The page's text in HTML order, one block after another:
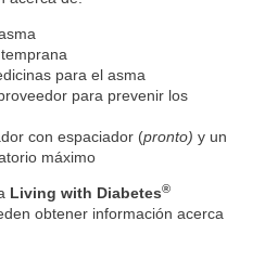
para el asma
para prevenir los
con espaciador (​pronto) ​y un
máximo
Living with Diabetes®
obtener información acerca